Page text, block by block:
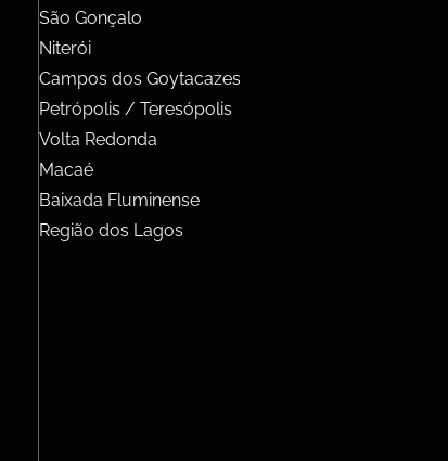
São Gonçalo
Niterói
Campos dos Goytacazes
Petrópolis / Teresópolis
Volta Redonda
Macaé
Baixada Fluminense
Região dos Lagos